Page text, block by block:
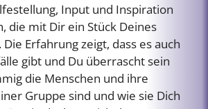
Input und Inspiration
die mit Dir ein Stück Deines
Erfahrung zeigt, dass es auch
gibt und Du überrascht sein
die Menschen und ihre
Gruppe sind und wie sie Dich